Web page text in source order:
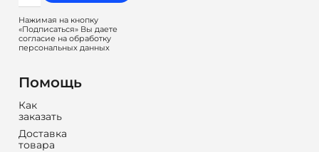
Нажимая на кнопку
«Подписаться» Вы даете
согласие на обработку
персональных данных
Помощь
Как
заказать
Доставка
товара